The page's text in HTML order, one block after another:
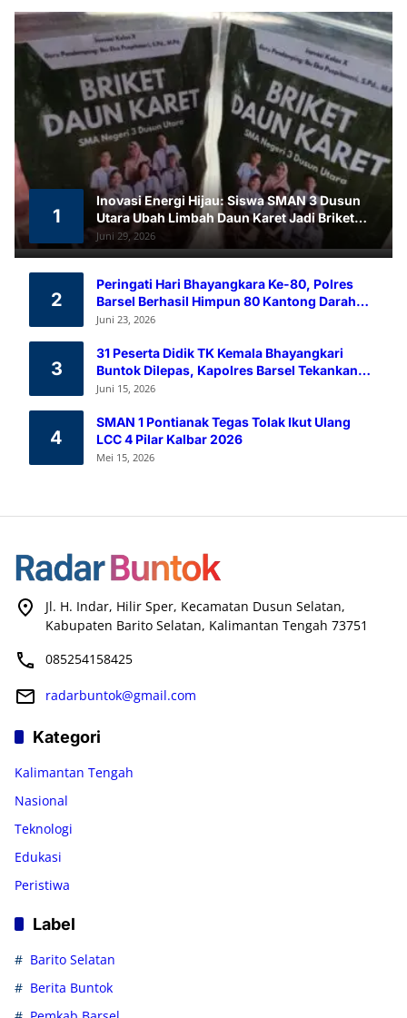
1
Inovasi Energi Hijau: Siswa SMAN 3 Dusun
Utara Ubah Limbah Daun Karet Jadi Briket
Ramah Lingkungan
Juni 29, 2026
2
Peringati Hari Bhayangkara Ke-80, Polres
Barsel Berhasil Himpun 80 Kantong Darah
Melalui Aksi Donor Darah
Juni 23, 2026
3
31 Peserta Didik TK Kemala Bhayangkari
Buntok Dilepas, Kapolres Barsel Tekankan
Pendidikan Karakter
Juni 15, 2026
4
SMAN 1 Pontianak Tegas Tolak Ikut Ulang
LCC 4 Pilar Kalbar 2026
Mei 15, 2026
Jl. H. Indar, Hilir Sper, Kecamatan Dusun Selatan,
Kabupaten Barito Selatan, Kalimantan Tengah 73751
085254158425
radarbuntok@gmail.com
Kategori
Kalimantan Tengah
Nasional
Teknologi
Edukasi
Peristiwa
Label
Barito Selatan
Berita Buntok